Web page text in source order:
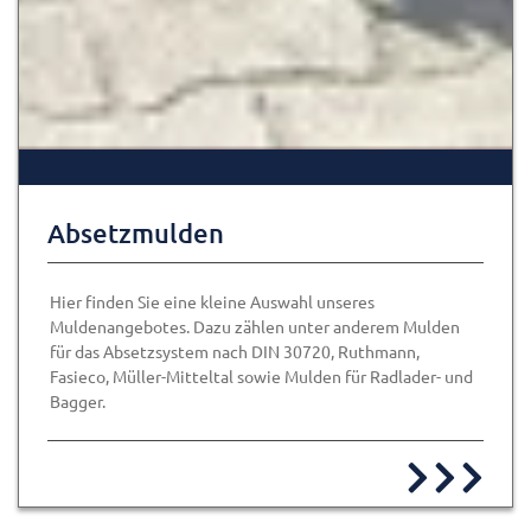
Absetzmulden
Hier finden Sie eine kleine Auswahl unseres
Muldenangebotes. Dazu zählen unter anderem Mulden
für das Absetzsystem nach DIN 30720, Ruthmann,
Fasieco, Müller-Mitteltal sowie Mulden für Radlader- und
Bagger.